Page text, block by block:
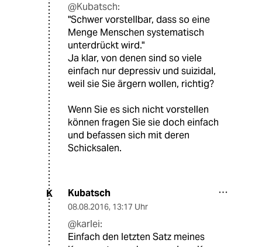
@Kubatsch:
"Schwer vorstellbar, dass so eine
Menge Menschen systematisch
unterdrückt wird."
Ja klar, von denen sind so viele
einfach nur depressiv und suizidal,
weil sie Sie ärgern wollen, richtig?
Wenn Sie es sich nicht vorstellen
können fragen Sie sie doch einfach
und befassen sich mit deren
Schicksalen.
K Kubatsch
08.08.2016, 13:17 Uhr
@karlei:
Einfach den letzten Satz meines